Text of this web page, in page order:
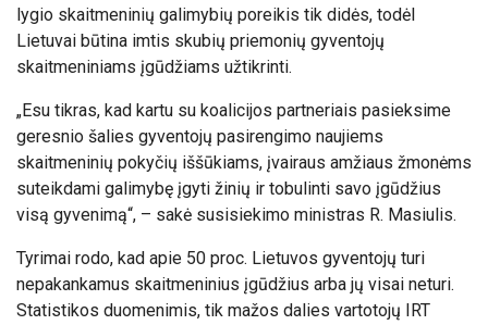
lygio skaitmeninių galimybių poreikis tik didės, todėl
Lietuvai būtina imtis skubių priemonių gyventojų
skaitmeniniams įgūdžiams užtikrinti.
„Esu tikras, kad kartu su koalicijos partneriais pasieksime
geresnio šalies gyventojų pasirengimo naujiems
skaitmeninių pokyčių iššūkiams, įvairaus amžiaus žmonėms
suteikdami galimybę įgyti žinių ir tobulinti savo įgūdžius
visą gyvenimą“, – sakė susisiekimo ministras R. Masiulis.
Tyrimai rodo, kad apie 50 proc. Lietuvos gyventojų turi
nepakankamus skaitmeninius įgūdžius arba jų visai neturi.
Statistikos duomenimis, tik mažos dalies vartotojų IRT